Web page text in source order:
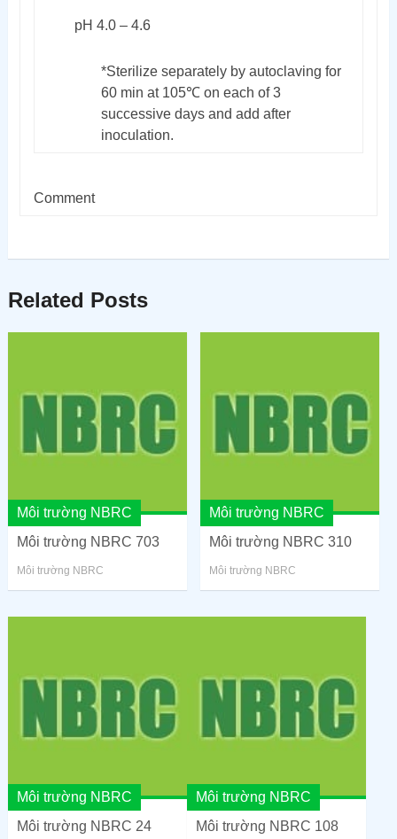
pH 4.0 – 4.6
*Sterilize separately by autoclaving for
60 min at 105℃ on each of 3
successive days and add after
inoculation.
Comment
Related Posts
Môi trường NBRC
Môi trường NBRC 703
Môi trường NBRC
Môi trường NBRC
Môi trường NBRC 310
Môi trường NBRC
Môi trường NBRC
Môi trường NBRC 24
Môi trường NBRC
Môi trường NBRC 108